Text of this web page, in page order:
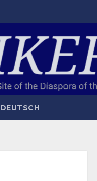
DEUTSCH